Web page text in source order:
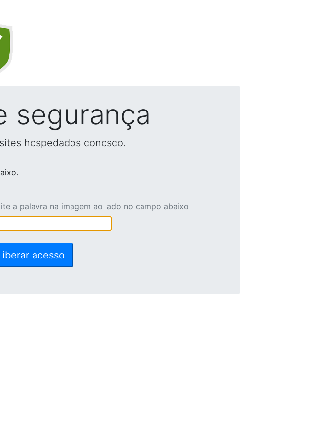
segurança
hospedados conosco.
a palavra na imagem ao lado no campo abaixo